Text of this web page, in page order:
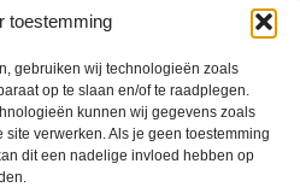
toestemming
gebruiken wij technologieën zoals
op te slaan en/of te raadplegen.
kunnen wij gegevens zoals
verwerken. Als je geen toestemming
dit een nadelige invloed hebben op